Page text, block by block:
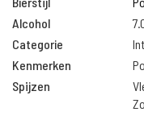
Alcohol
Categorie
Kenmerken
Spijzen